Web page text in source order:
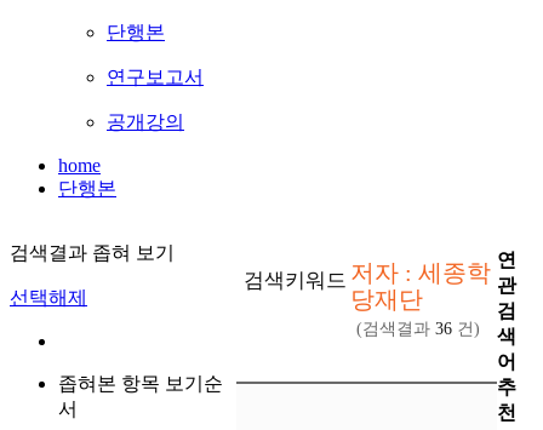
단행본
연구보고서
공개강의
home
단행본
검색결과 좁혀 보기
선택해제
좁혀본 항목 보기순
서
검색키워드 저자 : 세종학
당재단
(검색결과 36 건)
연
관
검
색
어
추
천